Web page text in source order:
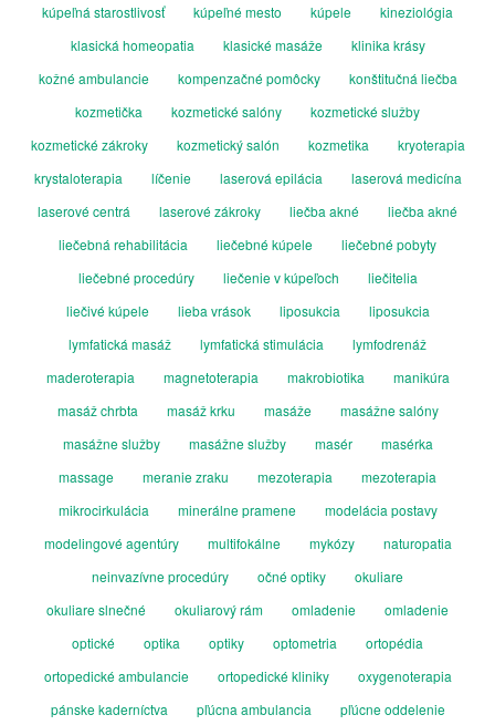
kúpeľná starostlivosť
kúpeľné mesto kúpele
kineziológia
klasická homeopatia
klasické masáže
klinika krásy
kožné ambulancie
kompenzačné pomôcky
konštitučná liečba
kozmetička
kozmetické salóny
kozmetické služby
kozmetické zákroky
kozmetický salón kozmetika
kryoterapia
krystaloterapia
líčenie laserová epilácia
laserová medicína
laserové centrá
laserové zákroky liečba akné
liečba akné
liečebná rehabilitácia
liečebné kúpele
liečebné pobyty
liečebné procedúry
liečenie v kúpeľoch
liečitelia
liečivé kúpele
lieba vrások liposukcia
liposukcia
lymfatická masáž
lymfatická stimulácia
lymfodrenáž
maderoterapia
magnetoterapia makrobiotika
manikúra
masáž chrbta
masáž krku masáže
masážne salóny
masážne služby
masážne služby masér
masérka
massage
meranie zraku mezoterapia
mezoterapia
mikrocirkulácia
minerálne pramene
modelácia postavy
modelingové agentúry
multifokálne mykózy
naturopatia
neinvazívne procedúry
očné optiky
okuliare
okuliare slnečné
okuliarový rám omladenie
omladenie
optické
optika optiky optometria
ortopédia
ortopedické ambulancie
ortopedické kliniky
oxygenoterapia
pánske kaderníctva
pľúcna ambulancia
pľúcne oddelenie